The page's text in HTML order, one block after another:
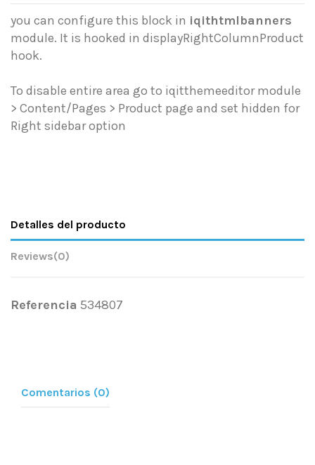
you can configure this block in iqithtmlbanners
module. It is hooked in displayRightColumnProduct
hook.
To disable entire area go to iqitthemeeditor module
> Content/Pages > Product page and set hidden for
Right sidebar option
Detalles del producto
Reviews(0)
Referencia 534807
Comentarios (0)